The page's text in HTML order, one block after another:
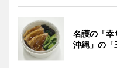
名護の「幸
沖縄」の「